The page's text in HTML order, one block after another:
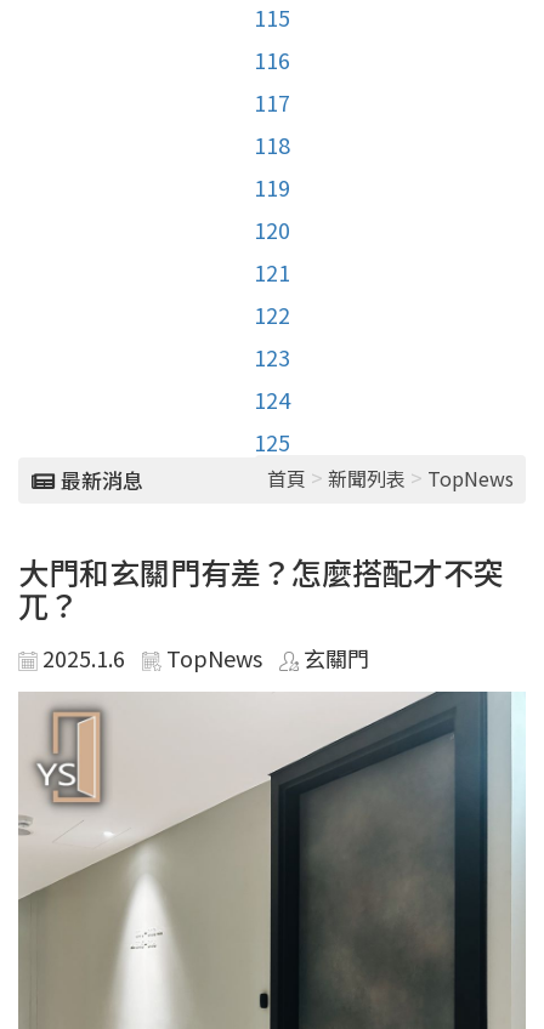
115
116
117
118
119
120
121
122
123
124
125
最新消息 首頁 > 新聞列表 > TopNews
大門和玄關門有差？怎麼搭配才不突
兀？
2025.1.6 TopNews 玄關門